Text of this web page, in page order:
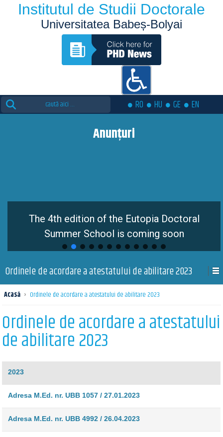
Institutul de Studii Doctorale
Universitatea Babeș-Bolyai
Search
for:
RO HU GE EN
Anunțuri
The 4th edition of the Eutopia Doctoral
Summer School is coming soon
Ordinele de acordare a atestatului de abilitare 2023
Acasă › Ordinele de acordare a atestatului de abilitare 2023
Ordinele de acordare a atestatului
de abilitare 2023
2023
Adresa M.Ed. nr. UBB 1057 / 27.01.2023
Adresa M.Ed. nr. UBB 4992 / 26.04.2023